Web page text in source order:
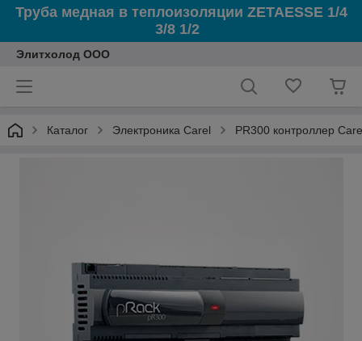
Труба медная в теплоизоляции ZETAESSE 1/4
3/8 1/2
Элитхолод ООО
Каталог Электроника Carel PR300 контроллер